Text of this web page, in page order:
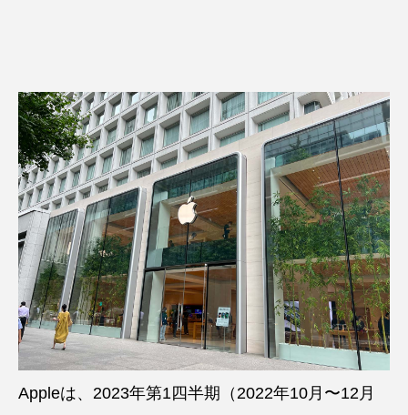
Appleは、2023年第1四半期（2022年10月〜12月